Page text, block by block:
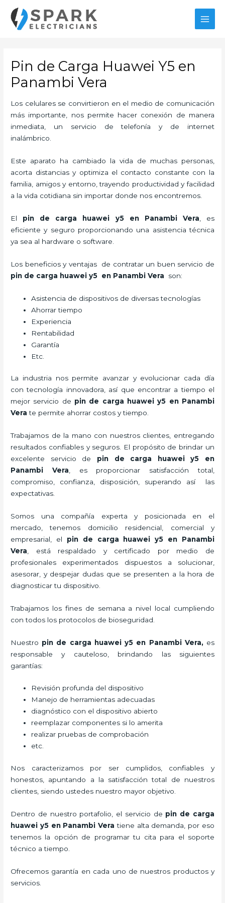
contenido
Pin de Carga Huawei Y5 en
Panambi Vera
Los celulares se convirtieron en el medio de comunicación
más importante, nos permite hacer conexión de manera
inmediata, un servicio de telefonía y de internet
inalámbrico.
Este aparato ha cambiado la vida de muchas personas,
acorta distancias y optimiza el contacto constante con la
familia, amigos y entorno, trayendo productividad y facilidad
a la vida cotidiana sin importar donde nos encontremos.
El pin de carga huawei y5 en Panambi Vera , es
eficiente y seguro proporcionando una asistencia técnica
ya sea al hardware o software.
Los beneficios y ventajas de contratar un buen servicio de
pin de carga huawei y5 en Panambi Vera son:
Asistencia de dispositivos de diversas tecnologías
Ahorrar tiempo
Experiencia
Rentabilidad
Garantía
Etc.
La industria nos permite avanzar y evolucionar cada día
con tecnología innovadora, así que encontrar a tiempo el
mejor servicio de pin de carga huawei y5 en Panambi
Vera te permite ahorrar costos y tiempo.
Trabajamos de la mano con nuestros clientes, entregando
resultados confiables y seguros. El propósito de brindar un
excelente servicio de pin de carga huawei y5 en
Panambi Vera , es proporcionar satisfacción total,
compromiso, confianza, disposición, superando así las
expectativas.
Somos una compañía experta y posicionada en el
mercado, tenemos domicilio residencial, comercial y
empresarial, el pin de carga huawei y5 en Panambi
Vera , está respaldado y certificado por medio de
profesionales experimentados dispuestos a solucionar,
asesorar, y despejar dudas que se presenten a la hora de
diagnosticar tu dispositivo.
Trabajamos los fines de semana a nivel local cumpliendo
con todos los protocolos de bioseguridad.
Nuestro pin de carga huawei y5 en Panambi Vera, es
responsable y cauteloso, brindando las siguientes
garantías:
Revisión profunda del dispositivo
Manejo de herramientas adecuadas
diagnóstico con el dispositivo abierto
reemplazar componentes si lo amerita
realizar pruebas de comprobación
etc.
Nos caracterizamos por ser cumplidos, confiables y
honestos, apuntando a la satisfacción total de nuestros
clientes, siendo ustedes nuestro mayor objetivo.
Dentro de nuestro portafolio, el servicio de pin de carga
huawei y5 en Panambi Vera tiene alta demanda, por eso
tenemos la opción de programar tu cita para el soporte
técnico a tiempo.
Ofrecemos garantía en cada uno de nuestros productos y
servicios.